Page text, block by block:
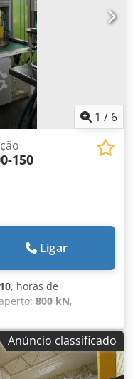
1 / 6
150
Ligar
, horas de
800 kN,
503576
900 T 800-150
de operação:
Força de
Anúncio classificado